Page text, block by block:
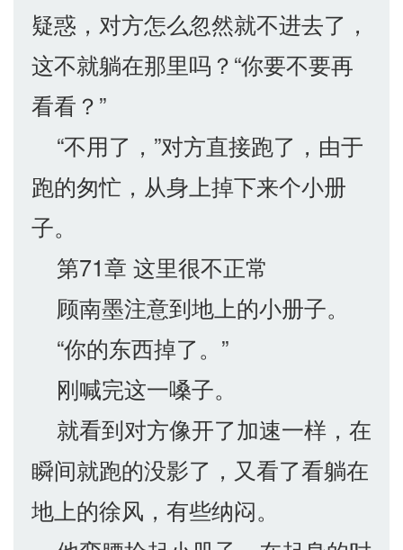
疑惑，对方怎么忽然就不进去了，
这不就躺在那里吗？“你要不要再
看看？”
“不用了，”对方直接跑了，由于
跑的匆忙，从身上掉下来个小册
子。
第71章 这里很不正常
顾南墨注意到地上的小册子。
“你的东西掉了。”
刚喊完这一嗓子。
就看到对方像开了加速一样，在
瞬间就跑的没影了，又看了看躺在
地上的徐风，有些纳闷。